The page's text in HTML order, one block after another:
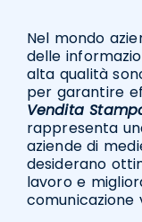
Nel mondo
delle
alta qualità
per garantire
Vendita
rappresenta
aziende di
desiderano
lavoro e
comunicazione